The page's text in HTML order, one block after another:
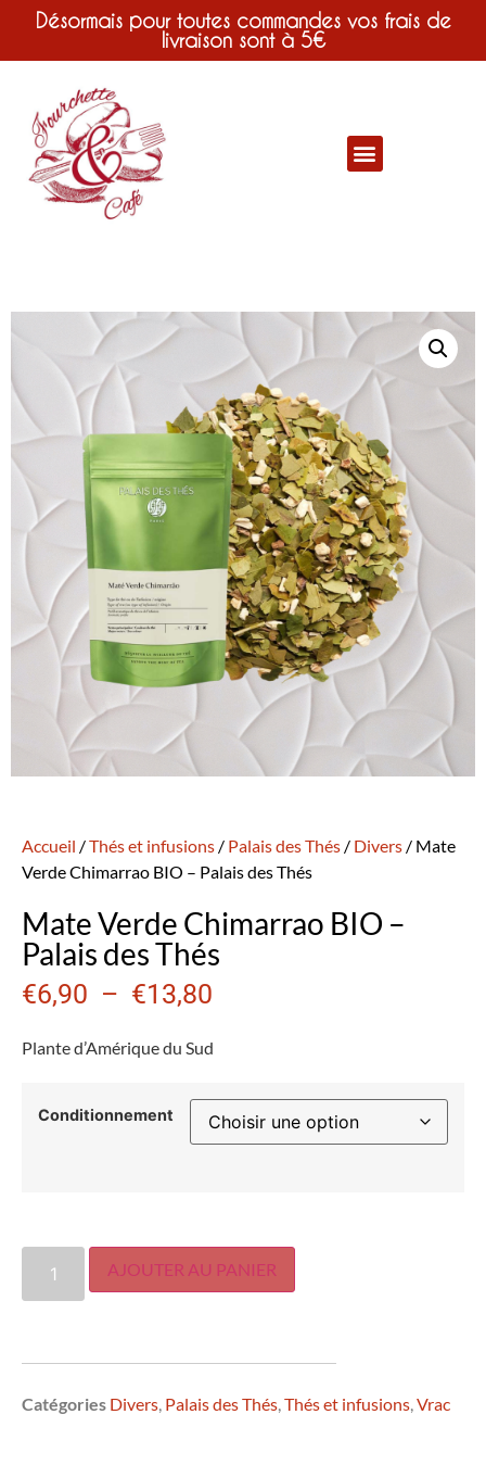
Désormais pour toutes commandes vos frais de
livraison sont à 5€
Accueil /Thés et infusions / Palais des Thés / Divers / Mate
Verde Chimarrao BIO – Palais des Thés
Mate Verde Chimarrao BIO –
Palais des Thés
€6,90 – €13,80
Plante d’Amérique du Sud
Conditionnement
AJOUTER AU PANIER
Catégories Divers Palais des Thés Thés et infusions Vrac